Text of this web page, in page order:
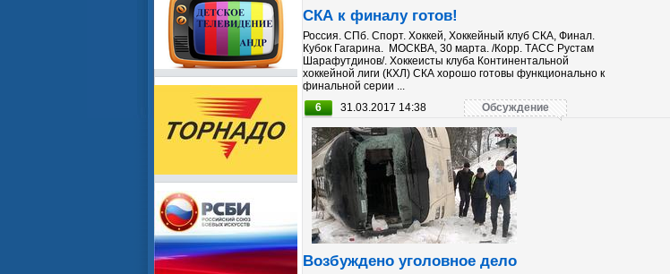
СКА к финалу готов!
Россия. СПб. Спорт. Хоккей, Хоккейный клуб СКА, Финал.
Кубок Гагарина. МОСКВА, 30 марта. /Корр. ТАСС Рустам
Шарафутдинов/. Хоккеисты клуба Континентальной
хоккейной лиги (КХЛ) СКА хорошо готовы функционально к
финальной серии ...
6
31.03.2017 14:38 Обсуждение
Возбуждено уголовное дело